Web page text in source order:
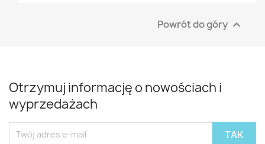
Powrót do góry 
Otrzymuj informację o nowościach i
wyprzedażach